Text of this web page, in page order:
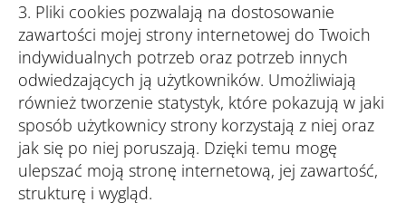
3. Pliki cookies pozwalają na dostosowanie
zawartości mojej strony internetowej do Twoich
indywidualnych potrzeb oraz potrzeb innych
odwiedzających ją użytkowników. Umożliwiają
również tworzenie statystyk, które pokazują w jaki
sposób użytkownicy strony korzystają z niej oraz
jak się po niej poruszają. Dzięki temu mogę
ulepszać moją stronę internetową, jej zawartość,
strukturę i wygląd.